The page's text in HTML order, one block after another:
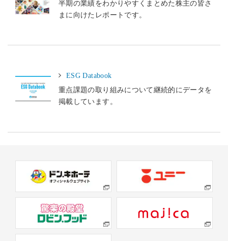
半期の業績をわかりやすくまとめた株主の皆さ
まに向けたレポートです。
ESG Databook
重点課題の取り組みについて継続的にデータを
掲載しています。